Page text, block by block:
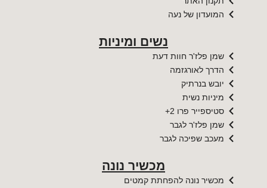
המועדון של נעה
נשים ומיניות
שמן פלז'ר חוות דעת
הדרך לאורגזמה
יובש בנרתיק
מיניות נשית
סטיספייר פרו 2+
שמן פלז'ר לגבר
מעכב שפיכה לגבר
מכשיר נונה
מכשיר נונה להפחתת קמטים